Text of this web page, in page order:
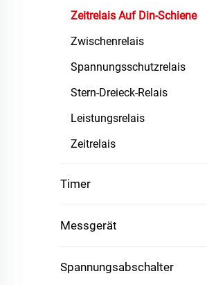
Zeitrelais Auf Din-Schiene
Zwischenrelais
Spannungsschutzrelais
Stern-Dreieck-Relais
Leistungsrelais
Zeitrelais
Timer
Messgerät
Spannungsabschalter